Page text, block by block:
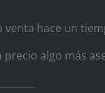
venta hace un
precio algo más